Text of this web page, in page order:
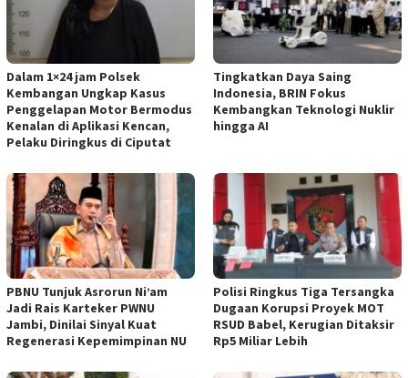
Dalam 1×24 jam Polsek
Kembangan Ungkap Kasus
Penggelapan Motor Bermodus
Kenalan di Aplikasi Kencan,
Pelaku Diringkus di Ciputat
Tingkatkan Daya Saing
Indonesia, BRIN Fokus
Kembangkan Teknologi Nuklir
hingga AI
PBNU Tunjuk Asrorun Ni’am
Jadi Rais Karteker PWNU
Jambi, Dinilai Sinyal Kuat
Regenerasi Kepemimpinan NU
Polisi Ringkus Tiga Tersangka
Dugaan Korupsi Proyek MOT
RSUD Babel, Kerugian Ditaksir
Rp5 Miliar Lebih